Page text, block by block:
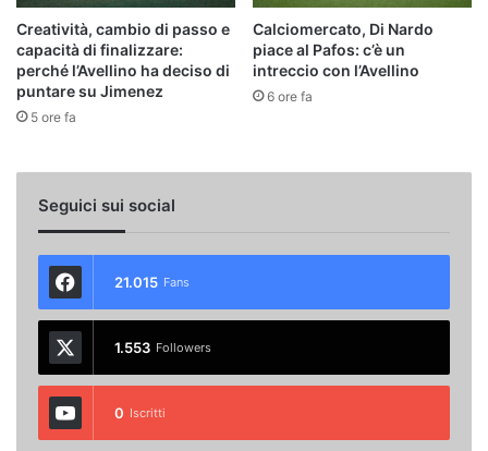
Creatività, cambio di passo e
capacità di finalizzare:
perché l’Avellino ha deciso di
puntare su Jimenez
5 ore fa
Calciomercato, Di Nardo
piace al Pafos: c’è un
intreccio con l’Avellino
6 ore fa
Seguici sui social
21.015 Fans
1.553 Followers
0 Iscritti